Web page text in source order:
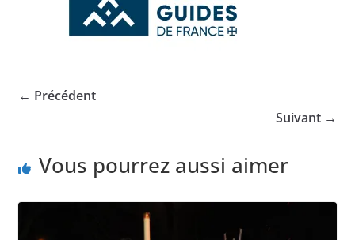
← Précédent
Suivant →
Vous pourrez aussi aimer